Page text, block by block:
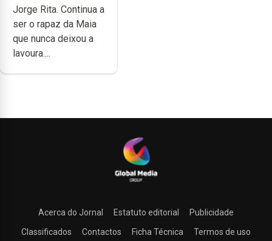
dedicação, gosto
e muita paixão”
Jorge Rita. Continua a
ser o rapaz da Maia
que nunca deixou a
lavoura....
Acerca do Jornal Estatuto editorial
Publicidade
Classificados
Contactos Ficha Técnica Termos de uso